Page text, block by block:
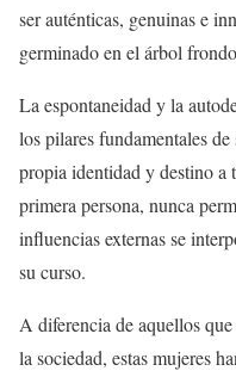
ser auténticas, genuinas e
germinado en el árbol
La espontaneidad y la
los pilares fundamentales
propia identidad y destino a
primera persona, nunca
influencias externas se
su curso.
A diferencia de aquellos
la sociedad, estas mujeres